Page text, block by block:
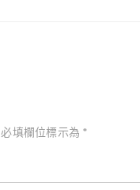
必填欄位標示為 *